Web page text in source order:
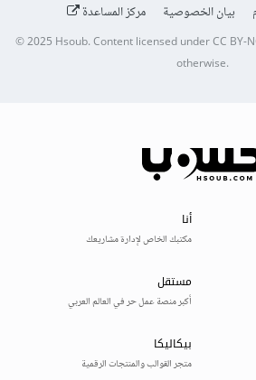
بيان الخصوصية مركز المساعدة
© 2025Hsoub.Content licensed underCC BY-
otherwise.